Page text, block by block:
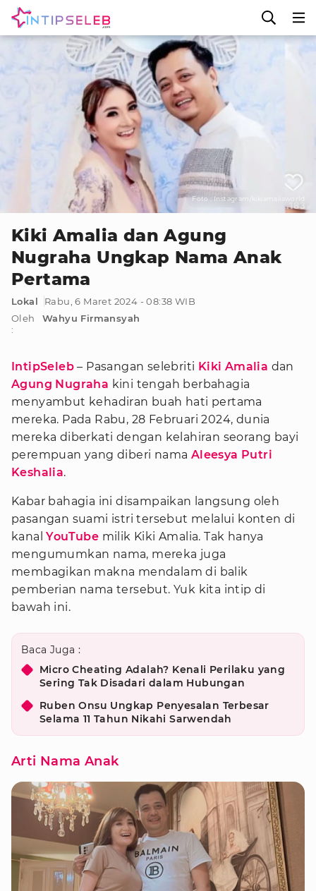
Foto : Instagram/kikiamaliaworld
Kiki Amalia dan Agung
Nugraha Ungkap Nama Anak
Pertama
Lokal
Rabu, 6 Maret 2024 - 08:38 WIB
Oleh
:
Wahyu Firmansyah
IntipSeleb – Pasangan selebriti Kiki Amalia dan
Agung Nugraha kini tengah berbahagia
menyambut kehadiran buah hati pertama
mereka. Pada Rabu, 28 Februari 2024, dunia
mereka diberkati dengan kelahiran seorang bayi
perempuan yang diberi nama Aleesya Putri
Keshalia.
Kabar bahagia ini disampaikan langsung oleh
pasangan suami istri tersebut melalui konten di
kanalYouTube milik Kiki Amalia. Tak hanya
mengumumkan nama, mereka juga
membagikan makna mendalam di balik
pemberian nama tersebut. Yuk kita intip di
bawah ini.
Baca Juga :
Micro Cheating Adalah? Kenali Perilaku yang
Sering Tak Disadari dalam Hubungan
Ruben Onsu Ungkap Penyesalan Terbesar
Selama 11 Tahun Nikahi Sarwendah
Arti Nama Anak